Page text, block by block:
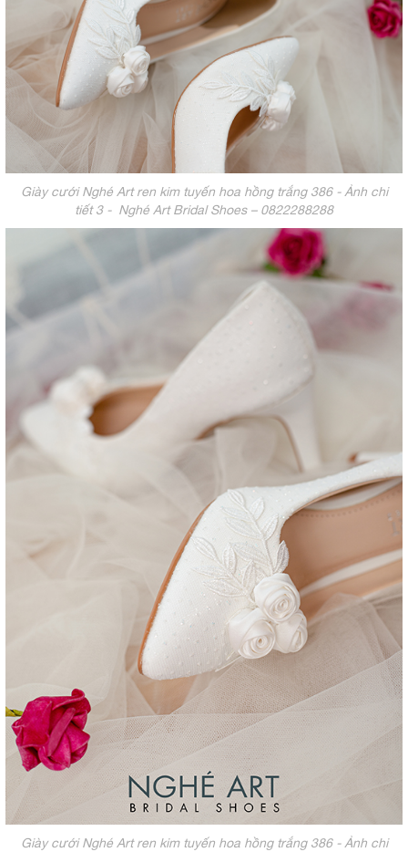
Giày cưới Nghé Art ren kim tuyến hoa hồng trắng 386 - Ảnh chi
tiết 3 - Nghé Art Bridal Shoes – 0822288288
Giày cưới Nghé Art ren kim tuyến hoa hồng trắng 386 - Ảnh chi